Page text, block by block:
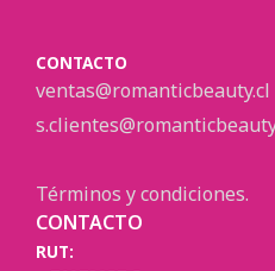
CONTACTO
ventas@romanticbeauty.cl
Términos y condiciones.
CONTACTO
RUT: